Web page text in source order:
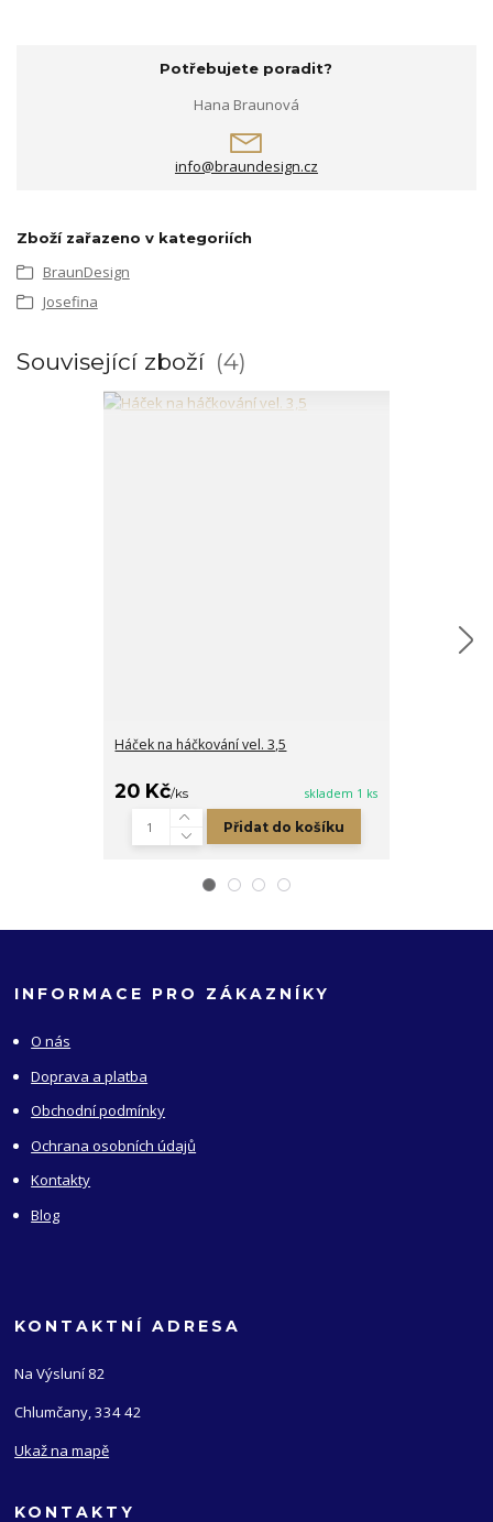
Potřebujete poradit?
Hana Braunová
info@braundesign.cz
Zboží zařazeno v kategoriích
BraunDesign
Josefina
Související zboží 4
Háček na háčkování vel. 3,5
20 Kč/ks skladem 1 ks
Přidat do košíku
INFORMACE PRO ZÁKAZNÍKY
O nás
Doprava a platba
Obchodní podmínky
Ochrana osobních údajů
Kontakty
Blog
KONTAKTNÍ ADRESA
Na Výsluní 82
Chlumčany, 334 42
Ukaž na mapě
KONTAKTY